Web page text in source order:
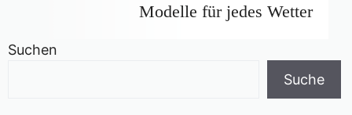
Modelle für jedes Wetter
Suchen
Suche